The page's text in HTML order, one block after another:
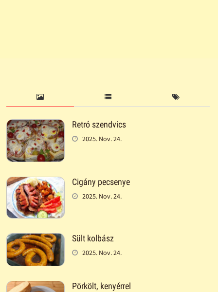
Retró szendvics
2025. Nov. 24.
Cigány pecsenye
2025. Nov. 24.
Sült kolbász
2025. Nov. 24.
Pörkölt, kenyérrel